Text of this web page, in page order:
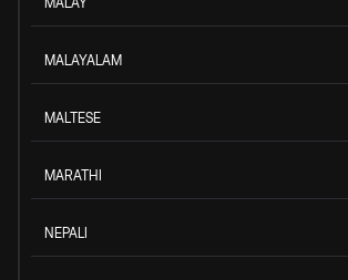
MALAYALAM
MALTESE
MARATHI
NEPALI